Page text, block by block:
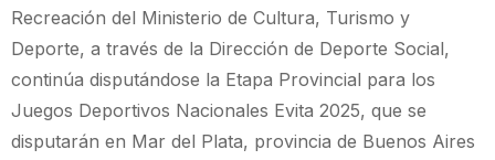
Recreación del Ministerio de Cultura, Turismo y
Deporte, a través de la Dirección de Deporte Social,
continúa disputándose la Etapa Provincial para los
Juegos Deportivos Nacionales Evita 2025, que se
disputarán en Mar del Plata, provincia de Buenos Aires